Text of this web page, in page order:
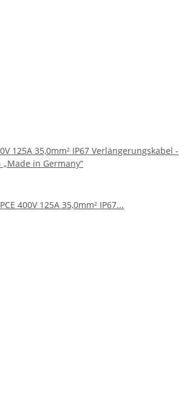
125A 35,0mm² IP67 Verlängerungskabel -
in Germany“